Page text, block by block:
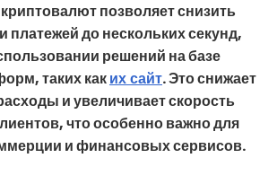
позволяет снизить
платежей до нескольких секунд,
решений на базе
таких как их сайт. Это снижает
и увеличивает скорость
что особенно важно для
и финансовых сервисов.